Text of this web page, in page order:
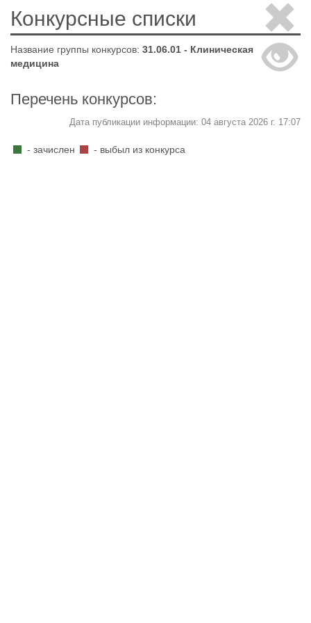
Конкурсные списки
Название группы конкурсов: 31.06.01 - Клиническая
медицина
Перечень конкурсов:
Дата публикации информации: 04 августа 2026 г. 17:07
- зачислен - выбыл из конкурса